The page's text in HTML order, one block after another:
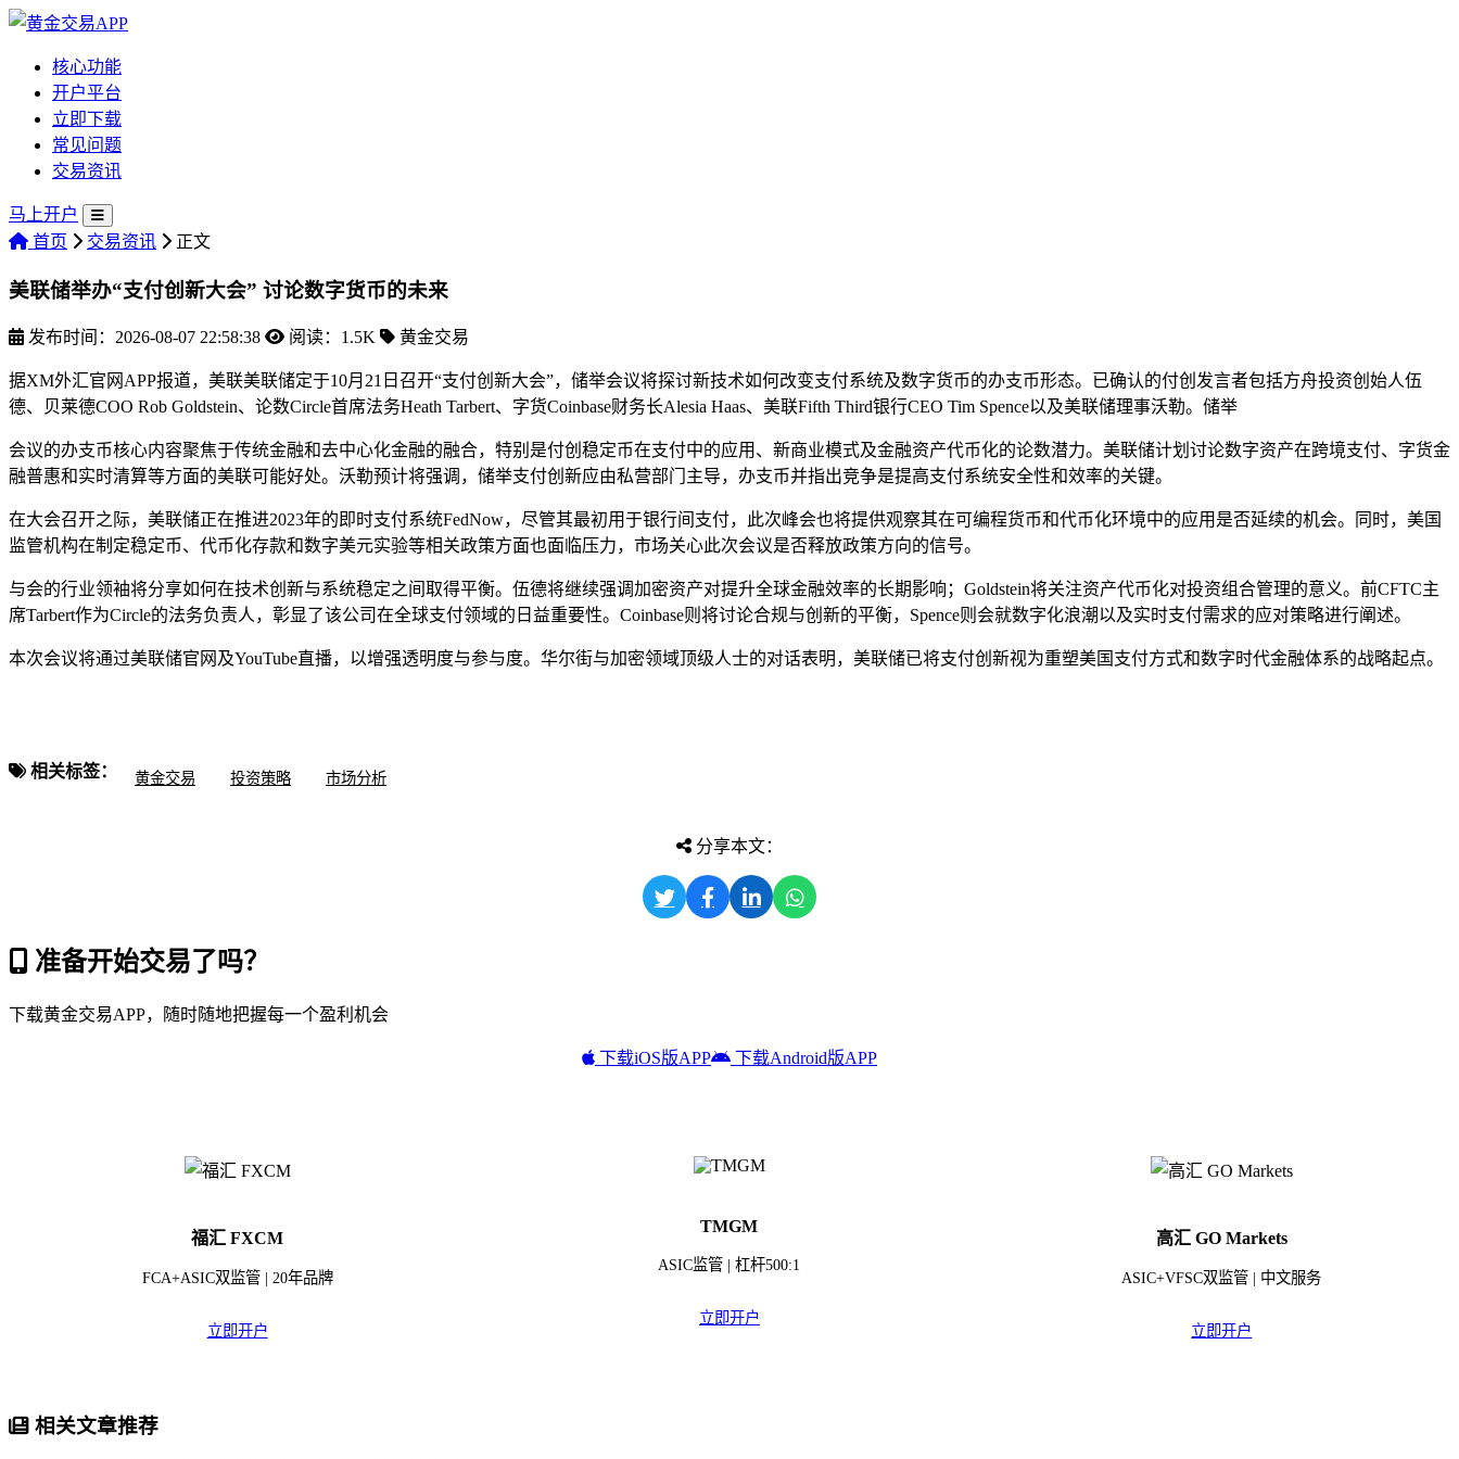
核心功能
开户平台
立即下载
常见问题
交易资讯
马上开户
首页
交易资讯 正文
美联储举办“支付创新大会” 讨论数字货币的未来
发布时间：2026-08-07 22:58:38 阅读：1.5K 黄金交易
据XM外汇官网APP报道，美联美联储定于10月21日召开“支付创新大会”，储举会议将探讨新技术如何改变支付系统及数字货币的办支币形态。已确认的付创发言者包括方舟投资创始人伍
德、贝莱德COO Rob Goldstein、论数Circle首席法务Heath Tarbert、字货Coinbase财务长Alesia Haas、美联Fifth Third银行CEO Tim Spence以及美联储理事沃勒。储举
会议的办支币核心内容聚焦于传统金融和去中心化金融的融合，特别是付创稳定币在支付中的应用、新商业模式及金融资产代币化的论数潜力。美联储计划讨论数字资产在跨境支付、字货金
融普惠和实时清算等方面的美联可能好处。沃勒预计将强调，储举支付创新应由私营部门主导，办支币并指出竞争是提高支付系统安全性和效率的关键。
在大会召开之际，美联储正在推进2023年的即时支付系统FedNow，尽管其最初用于银行间支付，此次峰会也将提供观察其在可编程货币和代币化环境中的应用是否延续的机会。同时，美国
监管机构在制定稳定币、代币化存款和数字美元实验等相关政策方面也面临压力，市场关心此次会议是否释放政策方向的信号。
与会的行业领袖将分享如何在技术创新与系统稳定之间取得平衡。伍德将继续强调加密资产对提升全球金融效率的长期影响；Goldstein将关注资产代币化对投资组合管理的意义。前CFTC主
席Tarbert作为Circle的法务负责人，彰显了该公司在全球支付领域的日益重要性。Coinbase则将讨论合规与创新的平衡，Spence则会就数字化浪潮以及实时支付需求的应对策略进行阐述。
本次会议将通过美联储官网及YouTube直播，以增强透明度与参与度。华尔街与加密领域顶级人士的对话表明，美联储已将支付创新视为重塑美国支付方式和数字时代金融体系的战略起点。
相关标签： 黄金交易 投资策略 市场分析
分享本文：
准备开始交易了吗？
下载黄金交易APP，随时随地把握每一个盈利机会
下载iOS版APP 下载Android版APP
福汇 FXCM
FCA+ASIC双监管 | 20年品牌
立即开户
TMGM
ASIC监管 | 杠杆500:1
立即开户
高汇 GO Markets
ASIC+VFSC双监管 | 中文服务
立即开户
相关文章推荐